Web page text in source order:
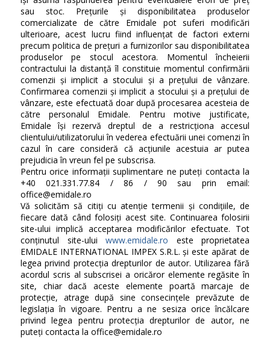
sau stoc. Prețurile și disponibilitatea produselor
comercializate de către Emidale pot suferi modificări
ulterioare, acest lucru fiind influențat de factori externi
precum politica de prețuri a furnizorilor sau disponibilitatea
produselor pe stocul acestora. Momentul încheierii
contractului la distanță îl constituie momentul confirmării
comenzii și implicit a stocului și a prețului de vânzare.
Confirmarea comenzii și implicit a stocului și a prețului de
vânzare, este efectuată doar după procesarea acesteia de
către personalul Emidale. Pentru motive justificate,
Emidale își rezervă dreptul de a restricționa accesul
clientului/utilizatorului în vederea efectuării unei comenzi în
cazul în care consideră că acțiunile acestuia ar putea
prejudicia în vreun fel pe subscrisa.
Pentru orice informații suplimentare ne puteți contacta la
+40 021.331.77.84 / 86 / 90 sau prin email:
office@emidale.ro
Vă solicităm să citiți cu atenție termenii și condițiile, de
fiecare dată când folosiți acest site. Continuarea folosirii
site-ului implică acceptarea modificărilor efectuate. Tot
conținutul site-ului www.emidale.ro este proprietatea
EMIDALE INTERNATIONAL IMPEX S.R.L. și este apărat de
legea privind protecția drepturilor de autor. Utilizarea fără
acordul scris al subscrisei a oricăror elemente regăsite în
site, chiar dacă aceste elemente poartă marcaje de
protecție, atrage după sine consecințele prevăzute de
legislația în vigoare. Pentru a ne sesiza orice încălcare
privind legea pentru protecția drepturilor de autor, ne
puteți contacta la office@emidale.ro